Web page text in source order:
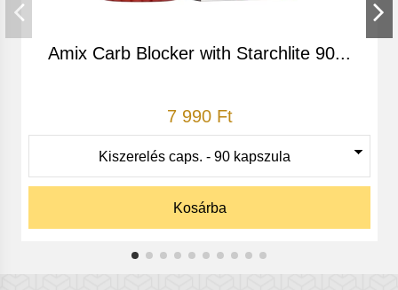
Adagolás:
Amix Carb Blocker with Starchlite 90...
7 990 Ft
Kosárba